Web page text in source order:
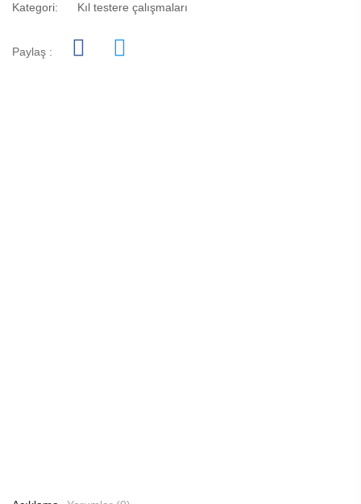
Kategori: Kıl testere çalışmaları
Paylaş :